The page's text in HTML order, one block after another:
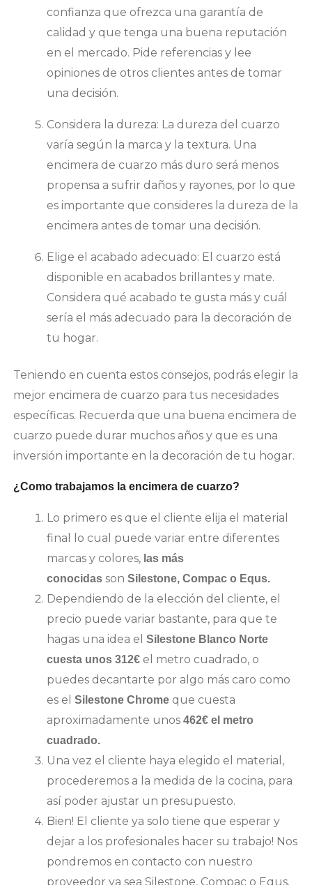
confianza que ofrezca una garantía de
calidad y que tenga una buena reputación
en el mercado. Pide referencias y lee
opiniones de otros clientes antes de tomar
una decisión.
Considera la dureza: La dureza del cuarzo
varía según la marca y la textura. Una
encimera de cuarzo más duro será menos
propensa a sufrir daños y rayones, por lo que
es importante que consideres la dureza de la
encimera antes de tomar una decisión.
Elige el acabado adecuado: El cuarzo está
disponible en acabados brillantes y mate.
Considera qué acabado te gusta más y cuál
sería el más adecuado para la decoración de
tu hogar.
Teniendo en cuenta estos consejos, podrás elegir la
mejor encimera de cuarzo para tus necesidades
específicas. Recuerda que una buena encimera de
cuarzo puede durar muchos años y que es una
inversión importante en la decoración de tu hogar.
¿Como trabajamos la encimera de cuarzo?
Lo primero es que el cliente elija el material
final lo cual puede variar entre diferentes
marcas y colores, las más
conocidasson Silestone, Compac o Equs.
Dependiendo de la elección del cliente, el
precio puede variar bastante, para que te
hagas una idea el Silestone Blanco Norte
cuesta unos 312€el metro cuadrado, o
puedes decantarte por algo más caro como
es el Silestone Chrome que cuesta
aproximadamente unos462€ el metro
cuadrado.
Una vez el cliente haya elegido el material,
procederemos a la medida de la cocina, para
así poder ajustar un presupuesto.
Bien! El cliente ya solo tiene que esperar y
dejar a los profesionales hacer su trabajo! Nos
pondremos en contacto con nuestro
proveedor ya sea Silestone, Compac o Equs.